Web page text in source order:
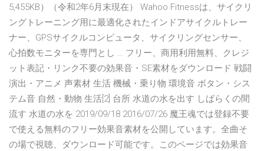
5,455KB）（令和2年6月末現在） Wahoo Fitnessは、サイクリ
ングトレーニング用に最適化されたインドアサイクルトレー
ナー、GPSサイクルコンピュータ、サイクリングセンサー、
心拍数モニターを専門とし … フリー、商用利用無料、クレジ
ット表記・リンク不要の効果音・SE素材をダウンロード 戦闘
演出・アニメ 声素材 生活 機械・乗り物 環境音 ボタン・シス
テム音 自然・動物 生活[2] 台所 水道の水を出す しばらくの間
流す 水道の水を 2019/09/18 2016/07/26 魔王魂では登録不要
で使える無料のフリー効果音素材を公開しています。全曲そ
の場で視聴、ダウンロード可能です。このページでは効果音